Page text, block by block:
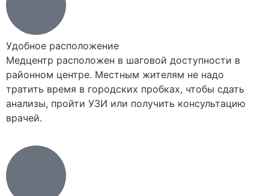
Удобное расположение
Медцентр расположен в шаговой доступности в
районном центре. Местным жителям не надо
тратить время в городских пробках, чтобы сдать
анализы, пройти УЗИ или получить консультацию
врачей.